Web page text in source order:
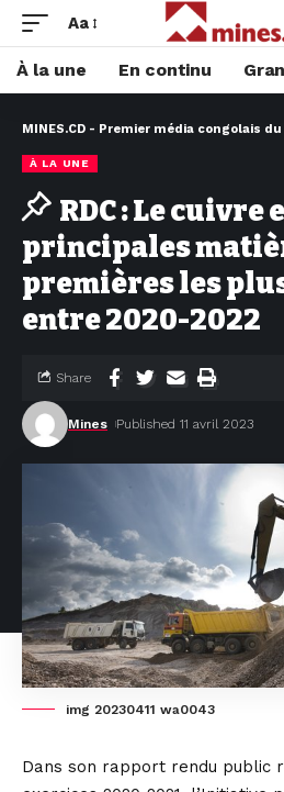
Aa
À la une En continu
MINES.CD - Premier média congolais
À LA UNE
RDC : Le cuivre
principales
premières les
entre 2020-2022
Mines Published 11 avril 2023
Share
img 20230411 wa0043
Dans son rapport rendu public